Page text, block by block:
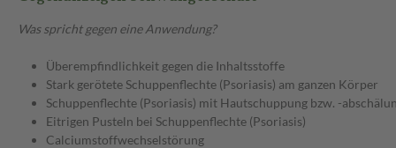
Was spricht gegen eine Anwendung?
Überempfindlichkeit gegen die Inhaltsstoffe
Stark gerötete Schuppenflechte (Psoriasis) am ganzen Körper
Schuppenflechte (Psoriasis) mit Hautschuppung bzw. -
Eitrigen Pusteln bei Schuppenflechte (Psoriasis)
Calciumstoffwechselstörung